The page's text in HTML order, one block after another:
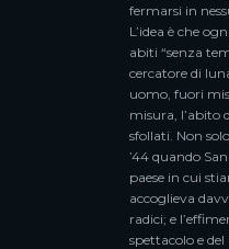
fermarsi in
L’idea è che
abiti “senza
cercatore di
uomo, fuori
misura, l’abito
sfollati. Non
’44 quando
paese in cui
accoglieva
radici; e
spettacolo e